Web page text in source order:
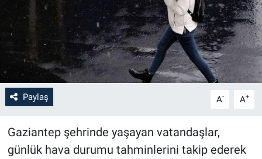
Paylaş A- A+
Gaziantep şehrinde yaşayan vatandaşlar,
günlük hava durumu tahminlerini takip ederek